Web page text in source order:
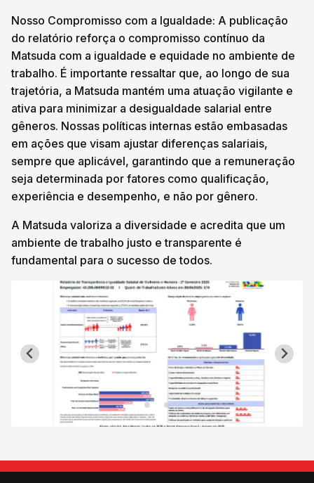
Nosso Compromisso com a Igualdade: A publicação
do relatório reforça o compromisso contínuo da
Matsuda com a igualdade e equidade no ambiente de
trabalho. É importante ressaltar que, ao longo de sua
trajetória, a Matsuda mantém uma atuação vigilante e
ativa para minimizar a desigualdade salarial entre
gêneros. Nossas políticas internas estão embasadas
em ações que visam ajustar diferenças salariais,
sempre que aplicável, garantindo que a remuneração
seja determinada por fatores como qualificação,
experiência e desempenho, e não por gênero.
A Matsuda valoriza a diversidade e acredita que um
ambiente de trabalho justo e transparente é
fundamental para o sucesso de todos.